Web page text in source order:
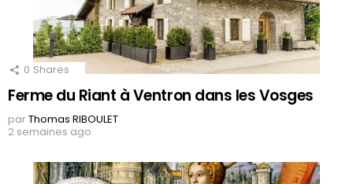
0 Shares
Ferme du Riant à Ventron dans les Vosges
parThomas RIBOULET
2 semaines ago